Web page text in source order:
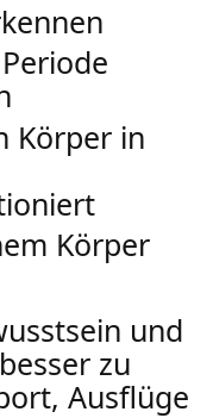
Körper in
Körper
und
zu
Ausflüge